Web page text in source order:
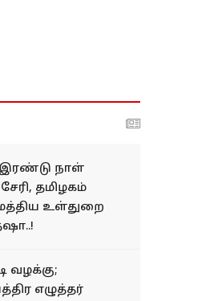
நாள்
தமிழகம்
உள்துறை
மோசடி வழக்கு;
பத்திர